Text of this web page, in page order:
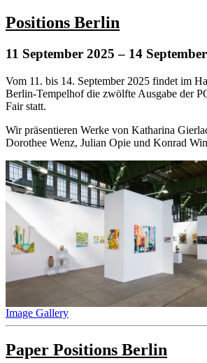
Positions Berlin
11 September 2025 – 14
Vom 11. bis 14. September 2025 findet im
Berlin-Tempelhof die zwölfte Ausgabe der
Fair statt.
Wir präsentieren Werke von Katharina
Dorothee Wenz, Julian Opie und Konrad
Image Gallery
Paper Positions Berlin